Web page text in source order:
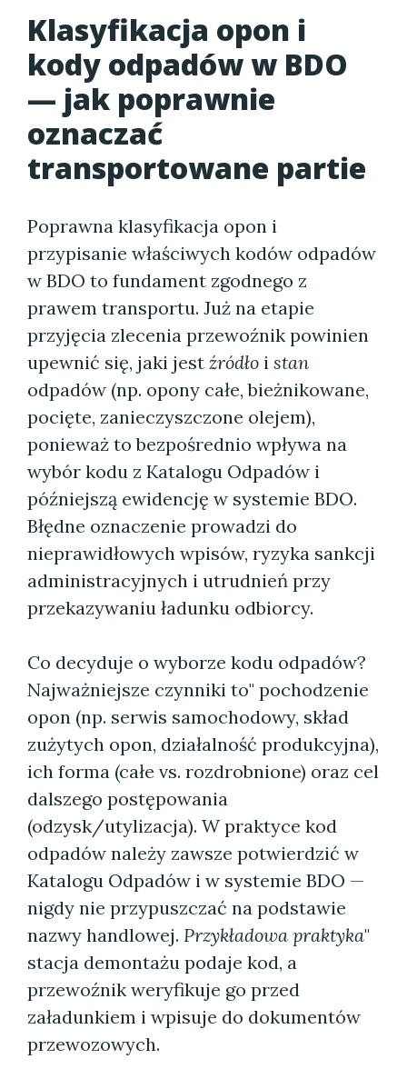
Klasyfikacja opon i
kody odpadów w BDO
— jak poprawnie
oznaczać
transportowane partie
Poprawna klasyfikacja opon i
przypisanie właściwych kodów odpadów
w BDO to fundament zgodnego z
prawem transportu. Już na etapie
przyjęcia zlecenia przewoźnik powinien
upewnić się, jaki jest źródło i stan
odpadów (np. opony całe, bieżnikowane,
pocięte, zanieczyszczone olejem),
ponieważ to bezpośrednio wpływa na
wybór kodu z Katalogu Odpadów i
późniejszą ewidencję w systemie BDO.
Błędne oznaczenie prowadzi do
nieprawidłowych wpisów, ryzyka sankcji
administracyjnych i utrudnień przy
przekazywaniu ładunku odbiorcy.
Co decyduje o wyborze kodu odpadów?
Najważniejsze czynniki to" pochodzenie
opon (np. serwis samochodowy, skład
zużytych opon, działalność produkcyjna),
ich forma (całe vs. rozdrobnione) oraz cel
dalszego postępowania
(odzysk/utylizacja). W praktyce kod
odpadów należy zawsze potwierdzić w
Katalogu Odpadów i w systemie BDO —
nigdy nie przypuszczać na podstawie
nazwy handlowej. Przykładowa praktyka"
stacja demontażu podaje kod, a
przewoźnik weryfikuje go przed
załadunkiem i wpisuje do dokumentów
przewozowych.